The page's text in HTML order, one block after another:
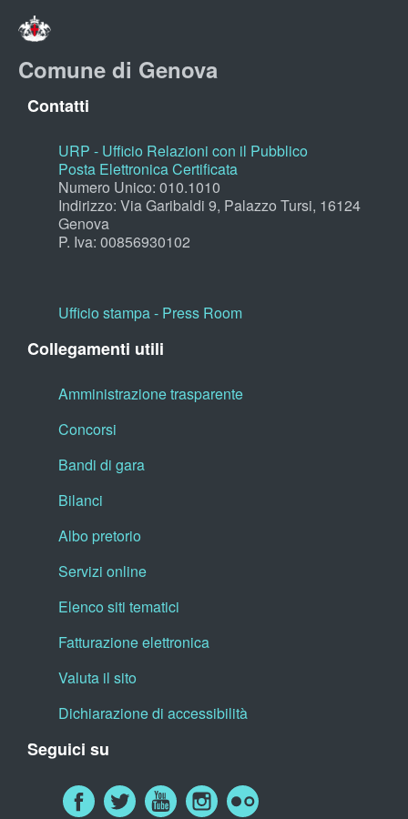
Comune di Genova
Contatti
URP - Ufficio Relazioni con il Pubblico
Posta Elettronica Certificata
Numero Unico: 010.1010
Indirizzo: Via Garibaldi 9, Palazzo Tursi, 16124
Genova
P. Iva: 00856930102
Ufficio stampa - Press Room
Collegamenti utili
Amministrazione trasparente
Concorsi
Bandi di gara
Bilanci
Albo pretorio
Servizi online
Elenco siti tematici
Fatturazione elettronica
Valuta il sito
Dichiarazione di accessibilità
Seguici su